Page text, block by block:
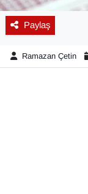
Paylaş
Ramazan Çetin
EKONOMİ
Eleman